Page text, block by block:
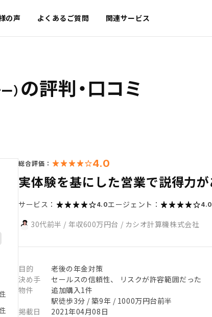
の声 よくあるご質問 関連サービス
） の評判・口コミ
総合評価： 4.0
実体験を基にした営業で説得力
サービス： 4.0エージェント： 4.0
30代前半 / 年収600万円台 / カシオ計算機株式会社
目的
老後の年金対策
決め手
セールスの信頼性、 リスクが許容範囲だった
物件
追加購入1件
駅徒歩3分 / 築9年 / 1000万円台前半
掲載日
2021年04月08日